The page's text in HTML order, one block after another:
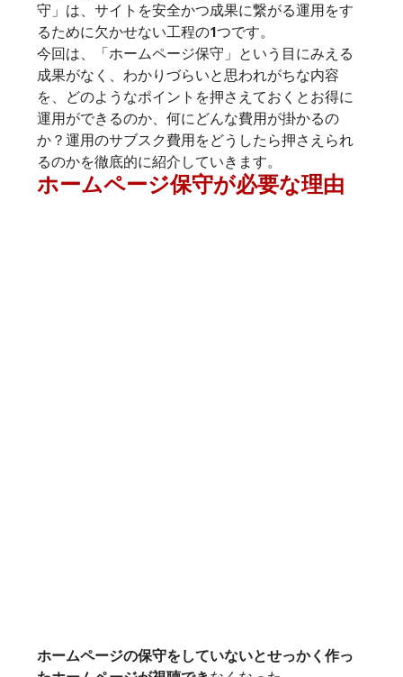
守」は、サイトを安全かつ成果に繋がる運用をす
るために欠かせない工程の1つです。
今回は、「ホームページ保守」という目にみえる
成果がなく、わかりづらいと思われがちな内容
を、どのようなポイントを押さえておくとお得に
運用ができるのか、何にどんな費用が掛かるの
か？運用のサブスク費用をどうしたら押さえられ
るのかを徹底的に紹介していきます。
ホームページ保守が必要な理由
ホームページの保守をしていないとせっかく作っ